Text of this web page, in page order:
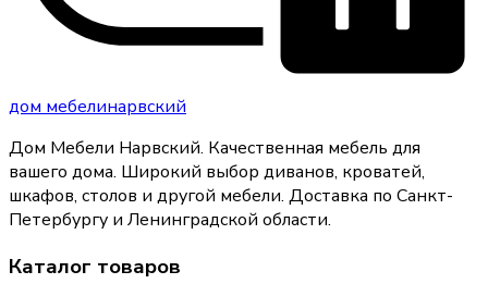
дом мебелинарвский
Дом Мебели Нарвский. Качественная мебель для
вашего дома. Широкий выбор диванов, кроватей,
шкафов, столов и другой мебели. Доставка по Санкт-
Петербургу и Ленинградской области.
Каталог товаров